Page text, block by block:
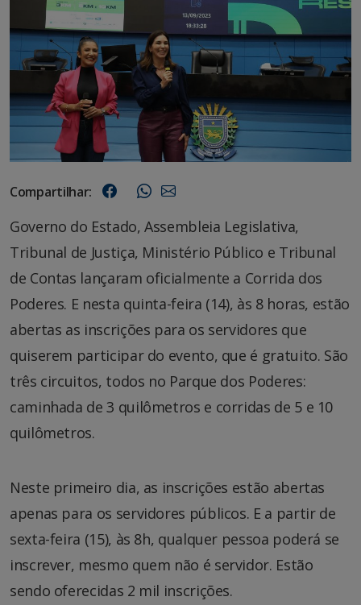
Compartilhar:
Governo do Estado, Assembleia Legislativa,
Tribunal de Justiça, Ministério Público e Tribunal
de Contas lançaram oficialmente a Corrida dos
Poderes. E nesta quinta-feira (14), às 8 horas, estão
abertas as inscrições para os servidores que
quiserem participar do evento, que é gratuito. São
três circuitos, todos no Parque dos Poderes:
caminhada de 3 quilômetros e corridas de 5 e 10
quilômetros.
Neste primeiro dia, as inscrições estão abertas
apenas para os servidores públicos. E a partir de
sexta-feira (15), às 8h, qualquer pessoa poderá se
inscrever, mesmo quem não é servidor. Estão
sendo oferecidas 2 mil inscrições.